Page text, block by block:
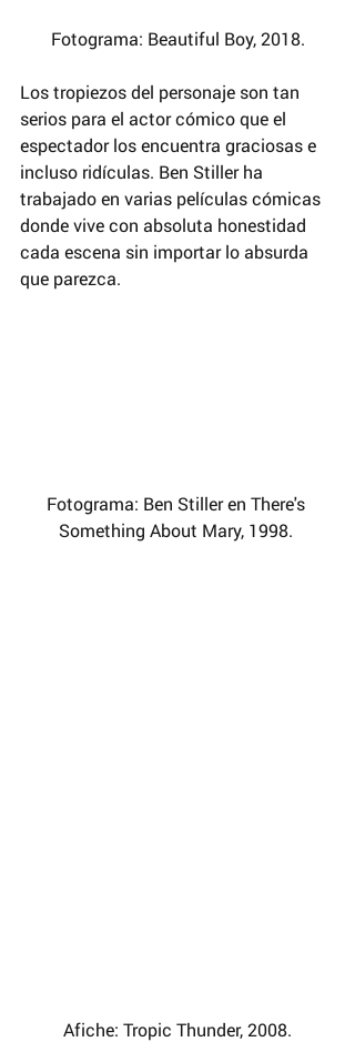
Fotograma: Beautiful Boy, 2018.
Los tropiezos del personaje son tan
serios para el actor cómico que el
espectador los encuentra graciosas e
incluso ridículas. Ben Stiller ha
trabajado en varias películas cómicas
donde vive con absoluta honestidad
cada escena sin importar lo absurda
que parezca.
Fotograma: Ben Stiller en There's
Something About Mary, 1998.
Afiche: Tropic Thunder, 2008.